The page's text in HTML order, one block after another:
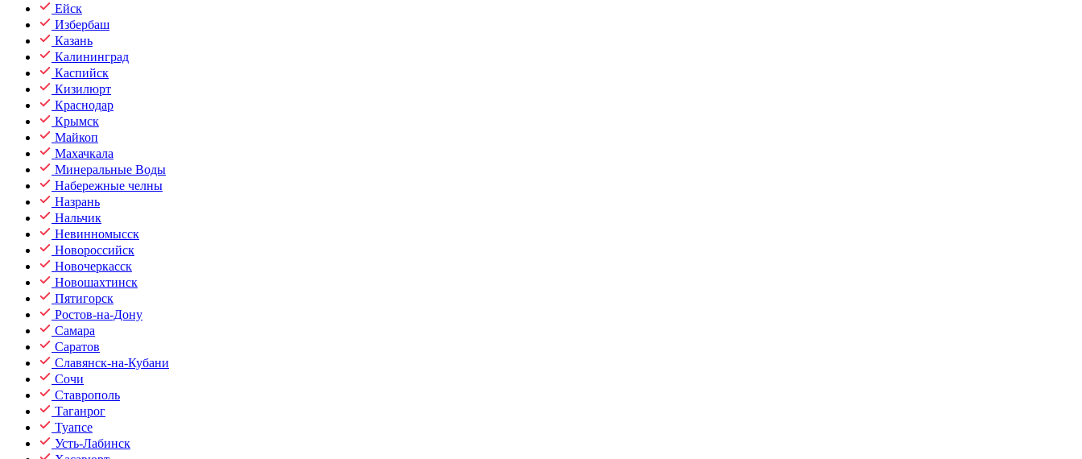
Ейск
Избербаш
Казань
Калининград
Каспийск
Кизилюрт
Краснодар
Крымск
Майкоп
Махачкала
Минеральные Воды
Набережные челны
Назрань
Нальчик
Невинномысск
Новороссийск
Новочеркасск
Новошахтинск
Пятигорск
Ростов-на-Дону
Самара
Саратов
Славянск-на-Кубани
Сочи
Ставрополь
Таганрог
Туапсе
Усть-Лабинск